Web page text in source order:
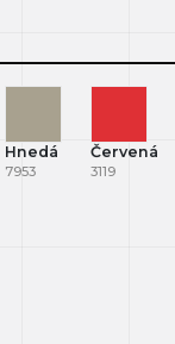
Hnedá
7953
Červená
3119